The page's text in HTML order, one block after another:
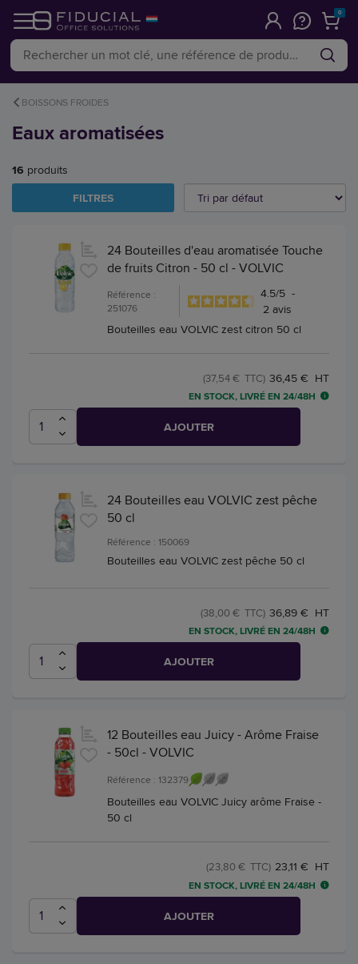
0
BOISSONS FROIDES
Eaux aromatisées
16 produits
FILTRES
24 Bouteilles d'eau aromatisée Touche
de fruits Citron - 50 cl - VOLVIC
Référence :
251076
4.5/5 -
2 avis
Bouteilles eau VOLVIC zest citron 50 cl
36,45 € HT
(37,54 € TTC)
EN STOCK, LIVRÉ EN 24/48H
AJOUTER
24 Bouteilles eau VOLVIC zest pêche
50 cl
Référence : 150069
Bouteilles eau VOLVIC zest pêche 50 cl
36,89 € HT
(38,00 € TTC)
EN STOCK, LIVRÉ EN 24/48H
AJOUTER
12 Bouteilles eau Juicy - Arôme Fraise
- 50cl - VOLVIC
Référence : 132379
Bouteilles eau VOLVIC Juicy arôme Fraise -
50 cl
23,11 € HT
(23,80 € TTC)
EN STOCK, LIVRÉ EN 24/48H
AJOUTER